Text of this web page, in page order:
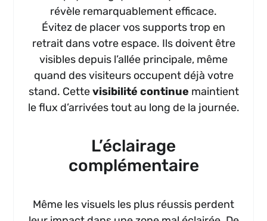
révèle remarquablement efficace.
Évitez de placer vos supports trop en
retrait dans votre espace. Ils doivent être
visibles depuis l’allée principale, même
quand des visiteurs occupent déjà votre
stand. Cettevisibilité continue maintient
le flux d’arrivées tout au long de la journée.
L’éclairage
complémentaire
Même les visuels les plus réussis perdent